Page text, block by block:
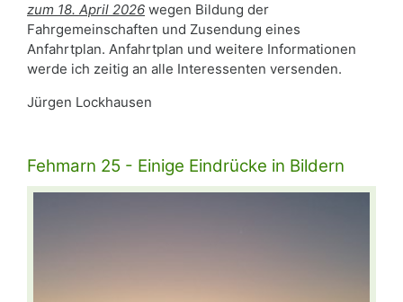
zum 18. April 2026 wegen Bildung der
Fahrgemeinschaften und Zusendung eines
Anfahrtplan. Anfahrtplan und weitere Informationen
werde ich zeitig an alle Interessenten versenden.
Jürgen Lockhausen
Fehmarn 25 - Einige Eindrücke in Bildern